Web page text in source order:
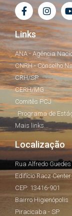
Links
ANA - Agência
CNRH - Conselho
CRH/SP
CERH/MG
Comitês PCJ
Programa de
Mais links...
Localização
Rua Alfredo
Edifício Racz
CEP: 13416-901
Bairro Higienópolis
Piracicaba - SP